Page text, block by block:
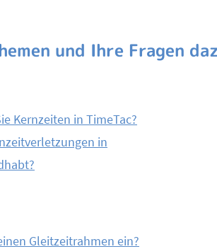
und Ihre Fragen
Kernzeiten in TimeTac?
in
Gleitzeitrahmen ein?